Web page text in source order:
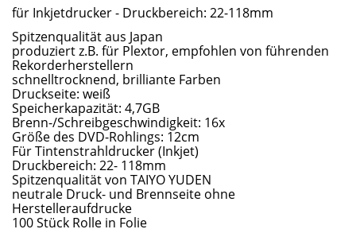
für Inkjetdrucker - Druckbereich: 22-118mm
Spitzenqualität aus Japan
produziert z.B. für Plextor, empfohlen von führenden
Rekorderherstellern
schnelltrocknend, brilliante Farben
Druckseite: weiß
Speicherkapazität: 4,7GB
Brenn-/Schreibgeschwindigkeit: 16x
Größe des DVD-Rohlings: 12cm
Für Tintenstrahldrucker (Inkjet)
Druckbereich: 22- 118mm
Spitzenqualität von TAIYO YUDEN
neutrale Druck- und Brennseite ohne
Herstelleraufdrucke
100 Stück Rolle in Folie